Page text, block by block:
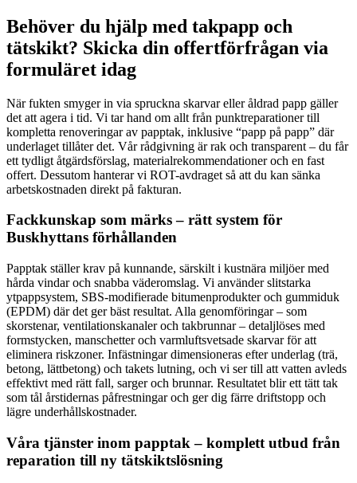
Behöver du hjälp med takpapp och
tätskikt? Skicka din offertförfrågan via
formuläret idag
När fukten smyger in via spruckna skarvar eller åldrad papp gäller
det att agera i tid. Vi tar hand om allt från punktreparationer till
kompletta renoveringar av papptak, inklusive “papp på papp” där
underlaget tillåter det. Vår rådgivning är rak och transparent – du får
ett tydligt åtgärdsförslag, materialrekommendationer och en fast
offert. Dessutom hanterar vi ROT-avdraget så att du kan sänka
arbetskostnaden direkt på fakturan.
Fackkunskap som märks – rätt system för
Buskhyttans förhållanden
Papptak ställer krav på kunnande, särskilt i kustnära miljöer med
hårda vindar och snabba väderomslag. Vi använder slitstarka
ytpappsystem, SBS-modifierade bitumenprodukter och gummiduk
(EPDM) där det ger bäst resultat. Alla genomföringar – som
skorstenar, ventilationskanaler och takbrunnar – detaljlöses med
formstycken, manschetter och varmluftsvetsade skarvar för att
eliminera riskzoner. Infästningar dimensioneras efter underlag (trä,
betong, lättbetong) och takets lutning, och vi ser till att vatten avleds
effektivt med rätt fall, sarger och brunnar. Resultatet blir ett tätt tak
som tål årstidernas påfrestningar och ger dig färre driftstopp och
lägre underhållskostnader.
Våra tjänster inom papptak – komplett utbud från
reparation till ny tätskiktslösning